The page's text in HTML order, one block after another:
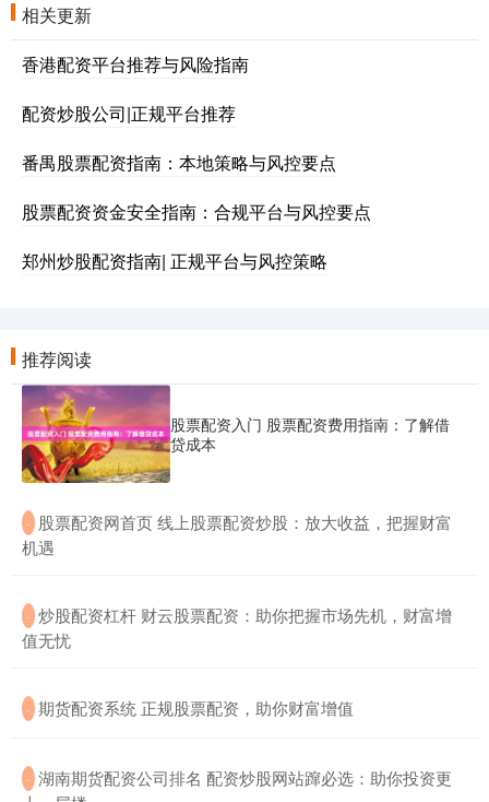
相关更新
香港配资平台推荐与风险指南
配资炒股公司|正规平台推荐
番禺股票配资指南：本地策略与风控要点
股票配资资金安全指南：合规平台与风控要点
郑州炒股配资指南| 正规平台与风控策略
推荐阅读
股票配资入门 股票配资费用指南：了解借
贷成本
· ​股票配资网首页 线上股票配资炒股：放大收益，把握财富
机遇
· ​炒股配资杠杆 财云股票配资：助你把握市场先机，财富增
值无忧
· ​期货配资系统 正规股票配资，助你财富增值
· ​湖南期货配资公司排名 配资炒股网站蹿必选：助你投资更